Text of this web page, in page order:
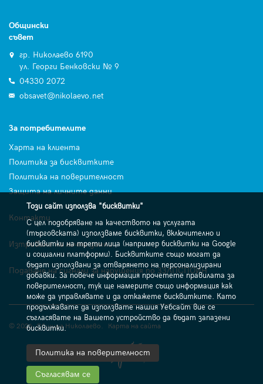
Общински
съвет
гр. Николаево 6190
ул. Георги Бенковски № 9
04330 2072
obsavet@nikolaevo.net
За потребителите
Харта на клиента
Политика за бисквитките
Политика на поверителност
Защита на личните данни
Контакти
Изтриване на лични данни
Подаване на сигнали за нарушения по ЗЗЛПСПОИН
© 2026. Община Николаево. Карта на сайта
Този сайт използва "бисквитки"
С цел подобряване на качеството на услугата
(търговската) използваме бисквитки, включително и
бисквитки на трети лица (например бисквитки на Google
и социални платформи). Бисквитките също могат да
бъдат използвани за отварянето на персонализирани
добавки. За повече информация прочетете правилата за
поверителност, тук ще намерите също информация как
може да управлявате и да откажете бисквитките. Като
продължавате да използвате нашия Уебсайт вие се
съгласявате на Вашето устройство да бъдат запазени
бисквитки.
Политика на поверителност
Съгласявам се